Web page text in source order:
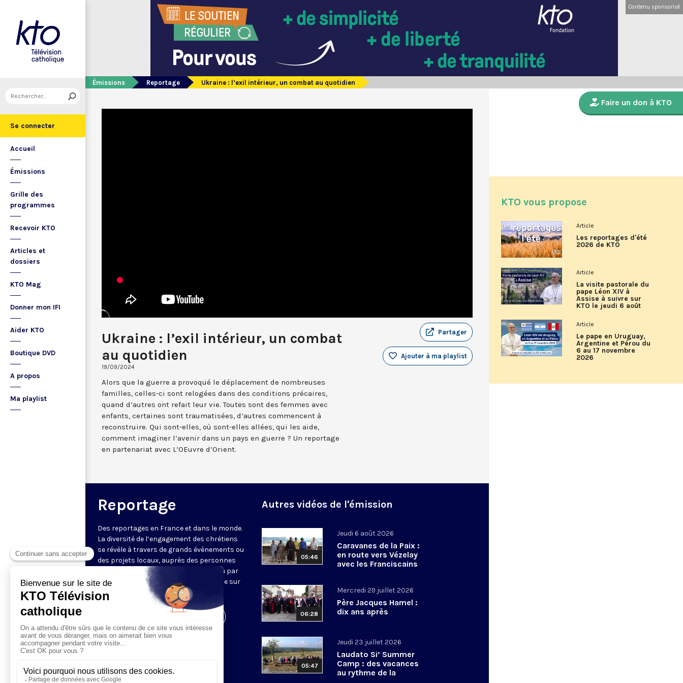
Se connecter
Accueil
Émissions
Grille des
programmes
Recevoir KTO
Articles et
dossiers
KTO Mag
Donner mon IFI
Aider KTO
Boutique DVD
A propos
Ma playlist
Contenu sponsorisé
Émissions Reportage Ukraine : l’exil intérieur, un combat au quotidien
Ukraine : l’exil intérieur, un combat
au quotidien
19/09/2024
Partager
Ajouter à ma playlist
Alors que la guerre a provoqué le déplacement de nombreuses
familles, celles-ci sont relogées dans des conditions précaires,
quand d’autres ont refait leur vie. Toutes sont des femmes avec
enfants, certaines sont traumatisées, d’autres commencent à
reconstruire. Qui sont-elles, où sont-elles allées, qui les aide,
comment imaginer l’avenir dans un pays en guerre ? Un reportage
en partenariat avec L’OEuvre d’Orient.
Reportage
Des reportages en France et dans le monde.
La diversité de l’engagement des chrétiens
se révèle à travers de grands évènements ou
des projets locaux, auprès des personnes
fragiles, au service du Bien commun ou par
l’évangélisation. Un regard d’espérance sur
le monde.
Autres vidéos de l'émission
05:46
Jeudi 6 août 2026
Caravanes de la Paix :
en route vers Vézelay
avec les Franciscains
06:28
Mercredi 29 juillet 2026
Père Jacques Hamel :
dix ans après
05:47
Jeudi 23 juillet 2026
Laudato Si’ Summer
Camp : des vacances
au rythme de la
Faire un don à KTO
KTO vous propose
Article
Les reportages d'été
2026 de KTO
Article
La visite pastorale du
pape Léon XIV à
Assise à suivre sur
KTO le jeudi 6 août
Article
Le pape en Uruguay,
Argentine et Pérou du
6 au 17 novembre
2026